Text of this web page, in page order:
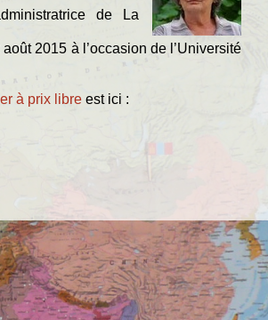
de La
2015 à l’occasion de l’Université
à prix libre est ici :